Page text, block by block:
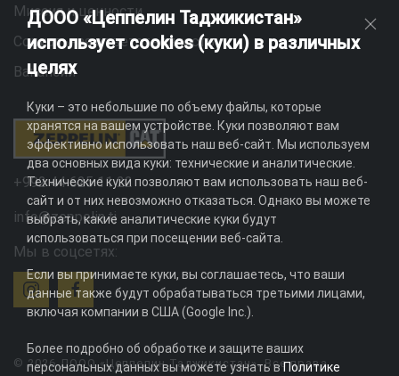
Миссия и ценности
Социальная ответственность
Вакансии
+992 44 625 11 22
info@zeppelin.tj
Мы в соцсетях:
© 2026 ДООО «Цеппелин Таджикистан». Все права
ДООО «Цеппелин Таджикистан»
использует cookies (куки) в различных
целях
Куки – это небольшие по объему файлы, которые
хранятся на вашем устройстве. Куки позволяют вам
эффективно использовать наш веб-сайт. Мы используем
два основных вида куки: технические и аналитические.
Технические куки позволяют вам использовать наш веб-
сайт и от них невозможно отказаться. Однако вы можете
выбрать, какие аналитические куки будут
использоваться при посещении веб-сайта.
Если вы принимаете куки, вы соглашаетесь, что ваши
данные также будут обрабатываться третьими лицами,
включая компании в США (Google Inc.).
Более подробно об обработке и защите ваших
персональных данных вы можете узнать вПолитике